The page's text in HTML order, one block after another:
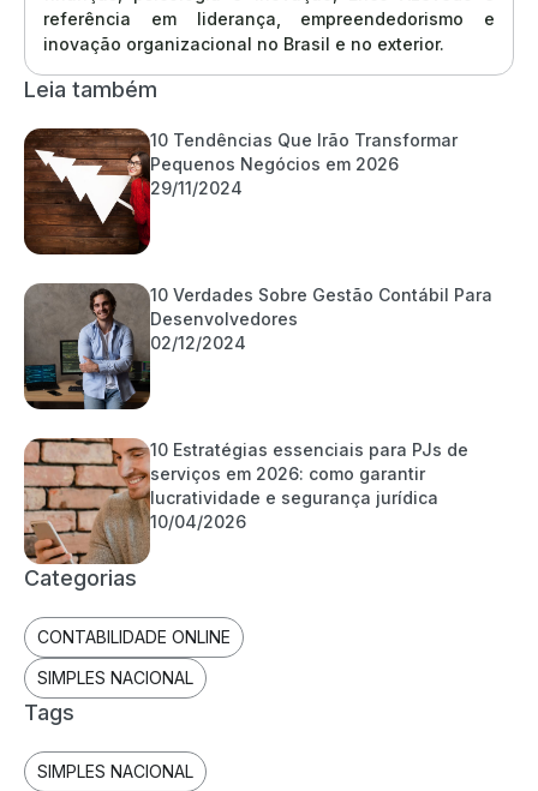
referência em liderança, empreendedorismo e
inovação organizacional no Brasil e no exterior.
Leia também
10 Tendências Que Irão Transformar
Pequenos Negócios em 2026
29/11/2024
10 Verdades Sobre Gestão Contábil Para
Desenvolvedores
02/12/2024
10 Estratégias essenciais para PJs de
serviços em 2026: como garantir
lucratividade e segurança jurídica
10/04/2026
Categorias
CONTABILIDADE ONLINE
SIMPLES NACIONAL
Tags
SIMPLES NACIONAL